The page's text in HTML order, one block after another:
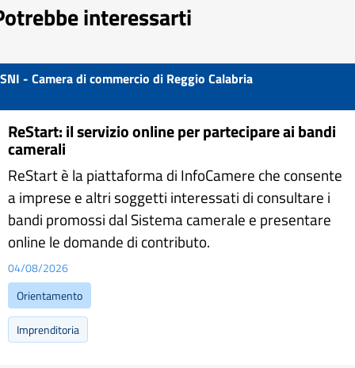
interessarti
SNI - Camera di commercio di Reggio Calabria
ReStart: il servizio online per partecipare ai bandi
camerali
ReStart è la piattaforma di InfoCamere che consente
a imprese e altri soggetti interessati di consultare i
bandi promossi dal Sistema camerale e presentare
online le domande di contributo.
04/08/2026
Orientamento
Imprenditoria